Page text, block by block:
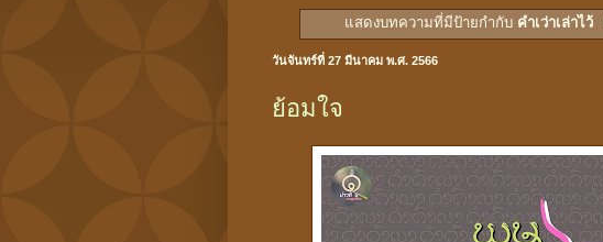
แสดงบทความที่มีป้ายกำกับ คำเว่าเล่าไว้
วันจันทร์ที่ 27 มีนาคม พ.ศ. 2566
ย้อมใจ